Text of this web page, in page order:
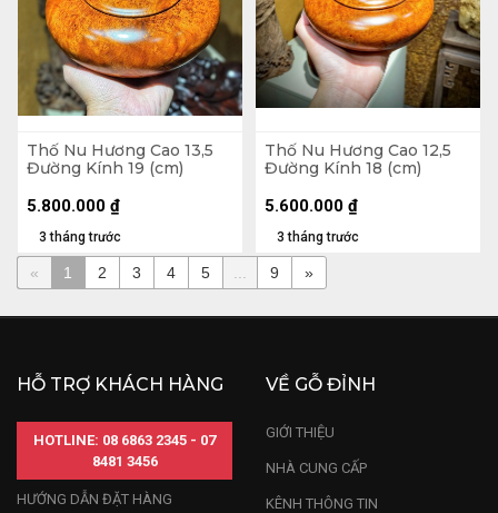
Thố Nu Hương Cao 13,5
Đường Kính 19 (cm)
3 tháng trước
5.800.000 ₫
Thố Nu Hương Cao 12,5
Đường Kính 18 (cm)
3 tháng trước
5.600.000 ₫
« 1 2 3 4 5 9 »
HỖ TRỢ KHÁCH HÀNG
HOTLINE: 08 6863 2345 - 07
8481 3456
HƯỚNG DẪN ĐẶT HÀNG
VỀ GỖ ĐỈNH
GIỚI THIỆU
NHÀ CUNG CẤP
KÊNH THÔNG TIN